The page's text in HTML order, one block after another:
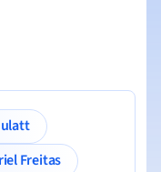
Hulatt
Freitas